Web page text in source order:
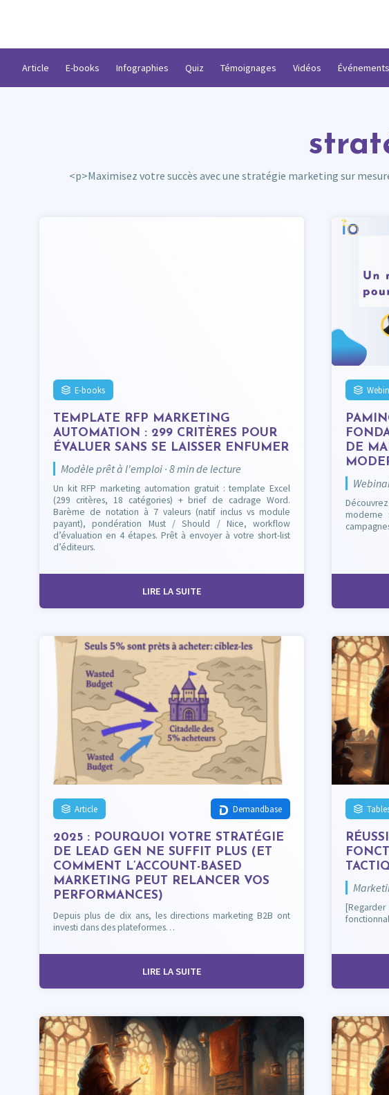
Article E-books Infographies Quiz Témoignages Vidéos
<p>Maximisez votre succès avec une stratégie marketing sur
E-books
TEMPLATE RFP MARKETING
AUTOMATION : 299 CRITÈRES POUR
ÉVALUER SANS SE LAISSER ENFUMER
Modèle prêt à l'emploi · 8 min de lecture
Un kit RFP marketing automation gratuit : template Excel
(299 critères, 18 catégories) + brief de cadrage Word.
Barème de notation à 7 valeurs (natif inclus vs module
payant), pondération Must / Should / Nice, workflow
d’évaluation en 4 étapes. Prêt à envoyer à votre short-list
d’éditeurs.
LIRE LA SUITE
DE
moderne
Article Demandbase
2025 : POURQUOI VOTRE STRATÉGIE
DE LEAD GEN NE SUFFIT PLUS (ET
COMMENT L’ACCOUNT-BASED
MARKETING PEUT RELANCER VOS
PERFORMANCES)
Depuis plus de dix ans, les directions marketing B2B ont
investi dans des plateformes…
LIRE LA SUITE